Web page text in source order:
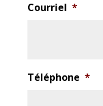
Courriel *
Téléphone *